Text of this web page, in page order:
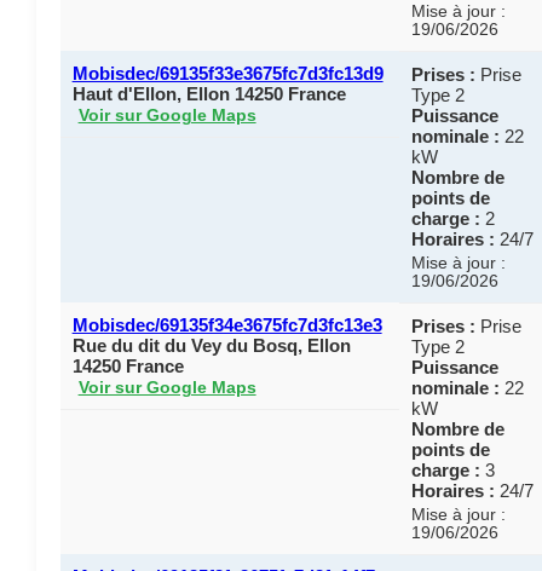
Mise à jour :
19/06/2026
Mobisdec/69135f33e3675fc7d3fc13d9
Haut d'Ellon, Ellon 14250 France
Voir sur Google Maps
Prises : Prise
Type 2
Puissance
nominale : 22
kW
Nombre de
points de
charge : 2
Horaires : 24/7
Mise à jour :
19/06/2026
Mobisdec/69135f34e3675fc7d3fc13e3
Rue du dit du Vey du Bosq, Ellon
14250 France
Voir sur Google Maps
Prises : Prise
Type 2
Puissance
nominale : 22
kW
Nombre de
points de
charge : 3
Horaires : 24/7
Mise à jour :
19/06/2026